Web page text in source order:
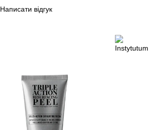
Написати відгук